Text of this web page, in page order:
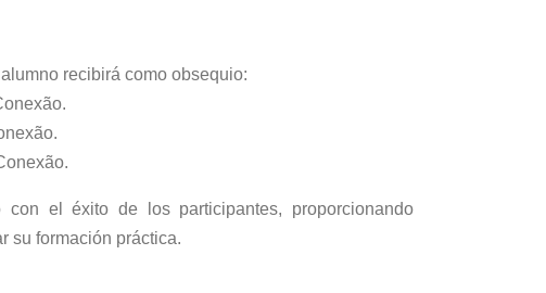
recibirá como obsequio:
con el éxito de los participantes, proporcionando
su formación práctica.